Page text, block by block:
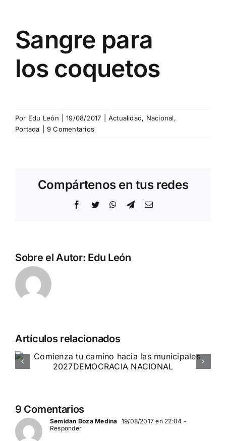
Sangre para
los coquetos
Por Edu León 19/08/2017 Actualidad, Nacional,
Portada
9 Comentarios
Compártenos en tus redes
Facebook
Twitter WhatsApp
TelegramCorreo
Sobre el Autor: Edu León
Artículos relacionados
Entrevista a Jennifer Amaro
9 Comentarios
Semidan Boza Medina 19/08/2017 en 22:04 -
Responder